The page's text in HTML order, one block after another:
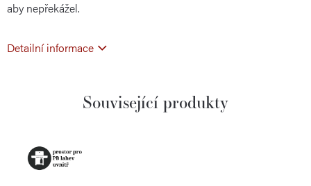
aby nepřekážel.
Detailní informace
Související produkty